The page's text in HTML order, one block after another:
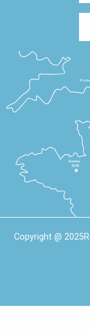
Rennes
2h30
Copyright @ 2025